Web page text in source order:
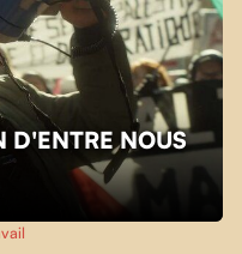
D'ENTRE NOUS